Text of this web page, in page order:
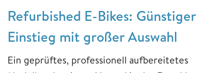
Refurbished E-Bikes: Günstiger
Einstieg mit großer Auswahl
Ein geprüftes, professionell aufbereitetes